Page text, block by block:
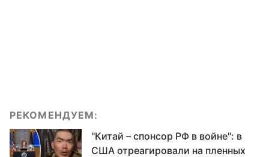
РЕКОМЕНДУЕМ:
"Китай – спонсор РФ в войне": в
США отреагировали на пленных